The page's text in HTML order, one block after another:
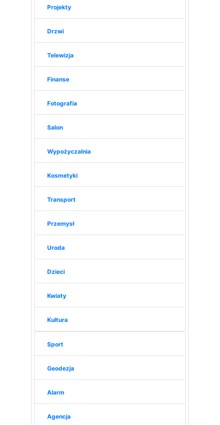
Projekty
Drzwi
Telewizja
Finanse
Fotografia
Salon
Wypożyczalnia
Kosmetyki
Transport
Przemysł
Uroda
Dzieci
Kwiaty
Kultura
Sport
Geodezja
Alarm
Agencja